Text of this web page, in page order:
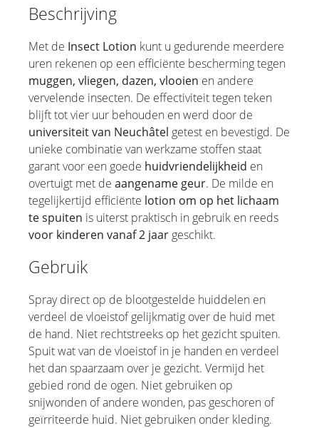
Beschrijving
Met de Insect Lotion kunt u gedurende meerdere
uren rekenen op een efficiënte bescherming tegen
muggen, vliegen, dazen, vlooien en andere
vervelende insecten. De effectiviteit tegen teken
blijft tot vier uur behouden en werd door de
universiteit van Neuchâtel getest en bevestigd. De
unieke combinatie van werkzame stoffen staat
garant voor een goede huidvriendelijkheid en
overtuigt met de aangename geur. De milde en
tegelijkertijd efficiënte lotion om op het lichaam
te spuiten is uiterst praktisch in gebruik en reeds
voor kinderen vanaf 2 jaar geschikt.
Gebruik
Spray direct op de blootgestelde huiddelen en
verdeel de vloeistof gelijkmatig over de huid met
de hand. Niet rechtstreeks op het gezicht spuiten.
Spuit wat van de vloeistof in je handen en verdeel
het dan spaarzaam over je gezicht. Vermijd het
gebied rond de ogen. Niet gebruiken op
snijwonden of andere wonden, pas geschoren of
geïrriteerde huid. Niet gebruiken onder kleding.